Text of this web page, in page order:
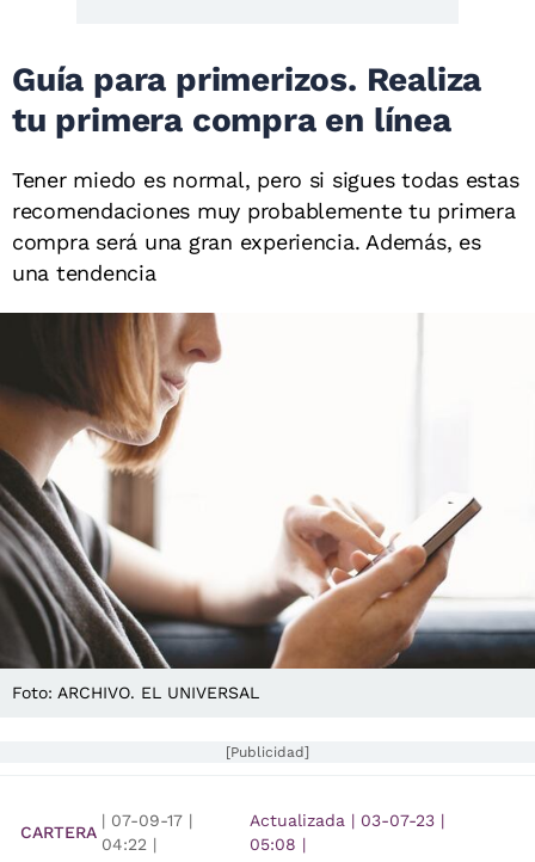
Guía para primerizos. Realiza
tu primera compra en línea
Tener miedo es normal, pero si sigues todas estas
recomendaciones muy probablemente tu primera
compra será una gran experiencia. Además, es
una tendencia
Foto: ARCHIVO. EL UNIVERSAL
[Publicidad]
CARTERA
| 07-09-17 |
04:22 |
Actualizada | 03-07-23 |
05:08 |